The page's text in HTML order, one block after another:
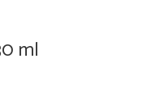
ml